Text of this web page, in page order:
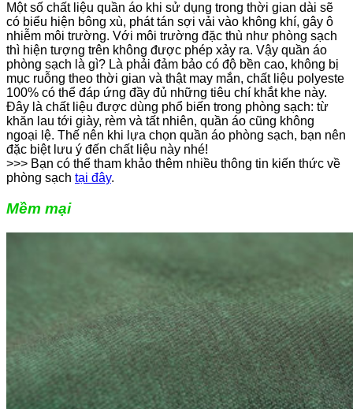
Một số chất liệu quần áo khi sử dụng trong thời gian dài sẽ
có biểu hiện bông xù, phát tán sợi vải vào không khí, gây ô
nhiễm môi trường. Với môi trường đặc thù như phòng sạch
thì hiện tượng trên không được phép xảy ra. Vậy quần áo
phòng sạch là gì? Là phải đảm bảo có độ bền cao, không bị
mục ruỗng theo thời gian và thật may mắn, chất liệu polyeste
100% có thể đáp ứng đầy đủ những tiêu chí khắt khe này.
Đây là chất liệu được dùng phổ biến trong phòng sạch: từ
khăn lau tới giày, rèm và tất nhiên, quần áo cũng không
ngoại lệ. Thế nên khi lựa chọn quần áo phòng sạch, bạn nên
đặc biệt lưu ý đến chất liệu này nhé!
>>> Bạn có thể tham khảo thêm nhiều thông tin kiến thức về
phòng sạch tại đây.
Mềm mại